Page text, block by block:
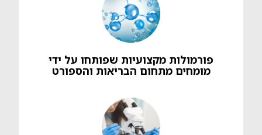
פורמולות מקצועיות שפותחו על ידי
מומחים מתחום הבריאות והספורט